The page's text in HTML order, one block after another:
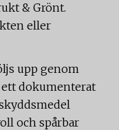
& Grönt.
eller
upp genom
dokumenterat
och spårbar